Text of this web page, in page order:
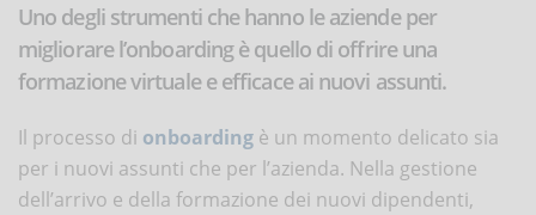
Uno degli strumenti che hanno le aziende per
migliorare l’onboarding è quello di offrire una
formazione virtuale e efficace ai nuovi assunti.
Il processo di onboarding è un momento delicato sia
per i nuovi assunti che per l’azienda. Nella gestione
dell’arrivo e della formazione dei nuovi dipendenti,